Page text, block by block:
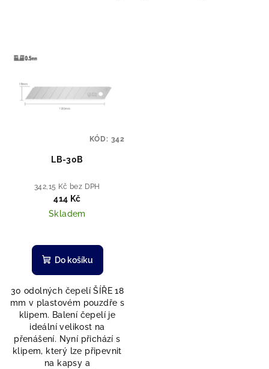
LB-30B
342,15 Kč bez DPH
414 Kč
Skladem
Do košíku
30 odolných čepelí ŠÍŘE 18
mm v plastovém pouzdře s
klipem. Balení čepelí je
ideální velikost na
přenášení. Nyní přichází s
klipem, který lze připevnit
na kapsy a
KÓD: 342